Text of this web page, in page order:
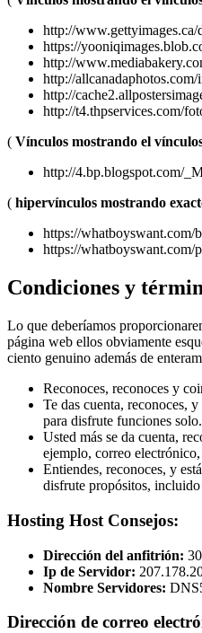
http://
https://
http://
http://
http://
http://t4.thpservices.com/
( Vínculos mostrando el
http://4.bp.blogspot.com/
( hipervínculos mostrando
https://whatboyswant.com/
https://whatboyswant.com/
Condiciones y
Lo que deberíamos
página web ellos obviamente
ciento genuino además de
Reconoces, reconoces y
Te das cuenta, reconoces,
para disfrute funciones solo.
Usted más se da cuenta,
ejemplo, correo
Entiendes, reconoces, y
disfrute propósitos,
Hosting Host Consejos:
Dirección del anfitrión:
Ip de Servidor:
Nombre Servidores:
Dirección de correo